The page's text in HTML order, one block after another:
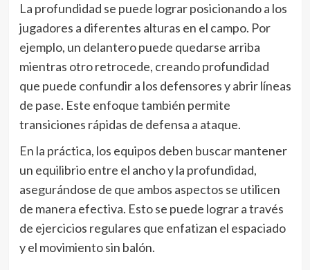
La profundidad se puede lograr posicionando a los
jugadores a diferentes alturas en el campo. Por
ejemplo, un delantero puede quedarse arriba
mientras otro retrocede, creando profundidad
que puede confundir a los defensores y abrir líneas
de pase. Este enfoque también permite
transiciones rápidas de defensa a ataque.
En la práctica, los equipos deben buscar mantener
un equilibrio entre el ancho y la profundidad,
asegurándose de que ambos aspectos se utilicen
de manera efectiva. Esto se puede lograr a través
de ejercicios regulares que enfatizan el espaciado
y el movimiento sin balón.